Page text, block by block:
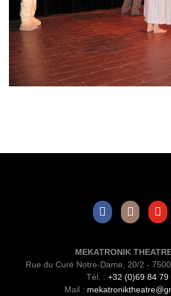
MEKATRONIK
Rue du Curé Notre-Dame, 20/2 -
Tél. : +32 (0)69 84 79
Mail :